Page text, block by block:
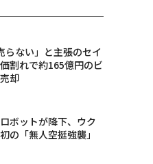
らない」と主張のセイ
割れで約165億円のビ
却
ボットが降下、ウク
の「無人空挺強襲」